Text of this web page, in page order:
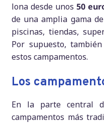
lona desde unos50
de una amplia gama
piscinas, tiendas,
Por supuesto,
estos campamentos.
Los
En la parte central
campamentos más